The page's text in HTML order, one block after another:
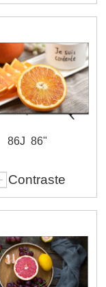
86J 86"
Contraste